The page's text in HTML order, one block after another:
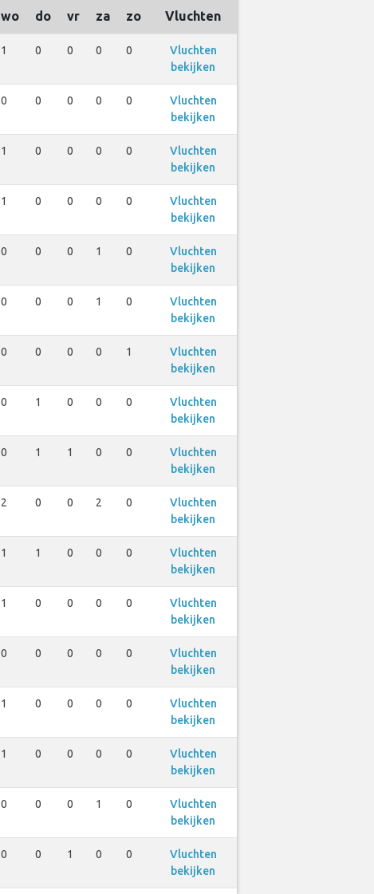
wo do vr za zo Vluchten
1 0 0 0 0
Vluchten
bekijken
0 0 0 0 0
Vluchten
bekijken
1 0 0 0 0
Vluchten
bekijken
1 0 0 0 0
Vluchten
bekijken
0 0 0 1 0
Vluchten
bekijken
0 0 0 1 0
Vluchten
bekijken
0 0 0 0 1
Vluchten
bekijken
0 1 0 0 0
Vluchten
bekijken
0 1 1 0 0
Vluchten
bekijken
2 0 0 2 0
Vluchten
bekijken
1 1 0 0 0
Vluchten
bekijken
1 0 0 0 0
Vluchten
bekijken
0 0 0 0 0
Vluchten
bekijken
1 0 0 0 0
Vluchten
bekijken
1 0 0 0 0
Vluchten
bekijken
0 0 0 1 0
Vluchten
bekijken
0 0 1 0 0
Vluchten
bekijken